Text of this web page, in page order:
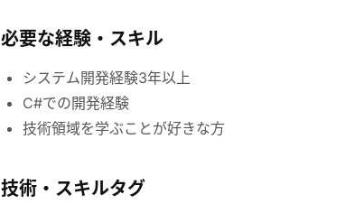
必要な経験・スキル
システム開発経験3年以上
C#での開発経験
技術領域を学ぶことが好きな方
技術・スキルタグ